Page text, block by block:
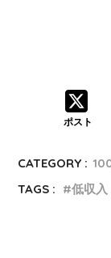
ポスト
CATEGORY :
TAGS :
低収